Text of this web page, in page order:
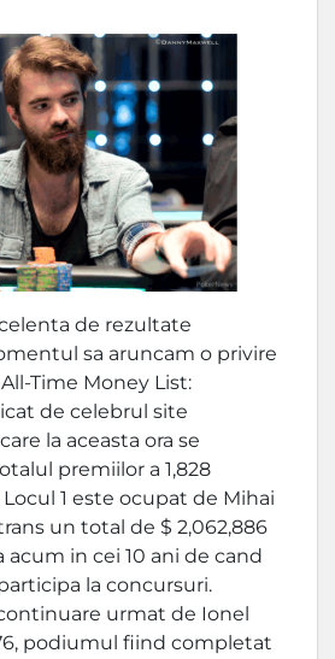
de rezultate
sa aruncam o privire
Time Money List:
de celebrul site
la aceasta ora se
premiilor a 1,828
1 este ocupat de Mihai
un total de $ 2,062,886
in cei 10 ani de cand
la concursuri.
urmat de Ionel
podiumul fiind completat